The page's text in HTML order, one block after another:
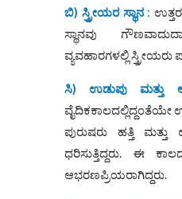
ಬಿ) ಸ್ತ್ರೀಯರ ಸ್ಥಾನ:
ಸ್ಥಾನವು
ವ್ಯವಹಾರಗಳಲ್ಲಿ ಸ್ತ್ರೀಯರು
ಸಿ) ಉಡುಪು ಮತ್ತು
ವೈದಿಕಕಾಲದಲ್ಲಿದ್ದಂತೆಯೇ
ಪುರುಷರು ಹತ್ತಿ
ಧರಿಸುತ್ತಿದ್ದರು. ಈ
ಆಭರಣಪ್ರಿಯರಾಗಿದ್ದರು.